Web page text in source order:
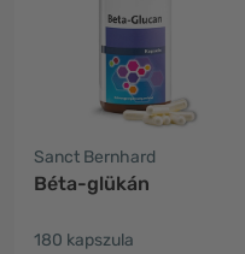
Sanct Bernhard
Béta-glükán
180 kapszula